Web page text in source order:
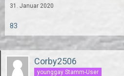
31. Januar 2020
83
Corby2506
younggay Stamm-User